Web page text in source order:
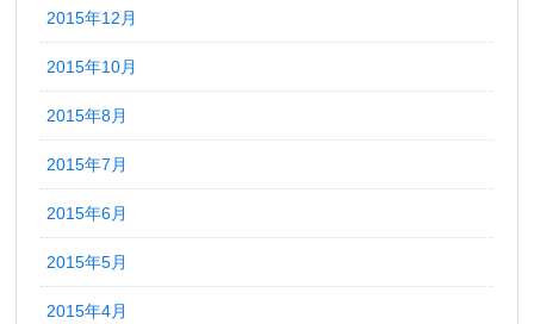
2015年12月
2015年10月
2015年8月
2015年7月
2015年6月
2015年5月
2015年4月